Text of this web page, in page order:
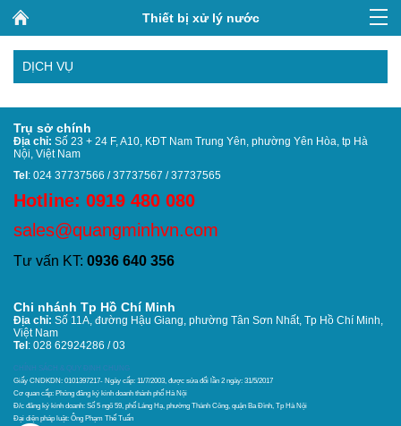
Thiết bị xử lý nước
DỊCH VỤ
Trụ sở chính
Địa chỉ: Số 23 + 24 F, A10, KĐT Nam Trung Yên, phường Yên Hòa, tp Hà
Nội, Việt Nam
Tel : 024 37737566 / 37737567 / 37737565
Hotline: 0919 480 080
sales@quangminhvn.com
Tư vấn KT: 0936 640 356
Chi nhánh Tp Hồ Chí Minh
Địa chỉ: Số 11A, đường Hậu Giang, phường Tân Sơn Nhất, Tp Hồ Chí Minh,
Việt Nam
Tel : 028 62924286 / 03
CHÍNH SÁCH & QUY ĐỊNH CHUNG
Giấy CNDKDN: 0101397217- Ngày cấp: 11/7/2003, được sửa đổi lần 2 ngày: 31/5/2017
Cơ quan cấp: Phòng đăng ký kinh doanh thánh phố Hà Nội
Đ/c đăng ký kinh doanh: Số 5 ngõ 59, phố Láng Hạ, phường Thành Công, quận Ba Đình, Tp Hà Nội
Đại diện pháp luật: Ông Phạm Thế Tuấn